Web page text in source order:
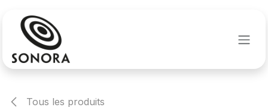
Tous les produits